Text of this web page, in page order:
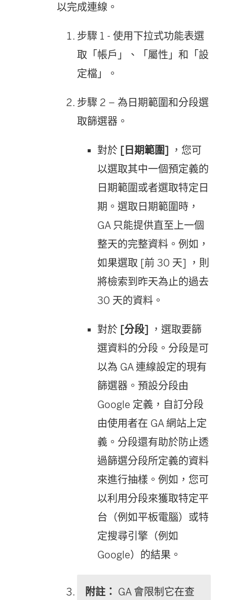
以完成連線。
步驟 1 - 使用下拉式功能表選
取「帳戶」、「屬性」和「設
定檔」。
步驟 2 – 為日期範圍和分段選
取篩選器。
對於 [日期範圍] ，您可
以選取其中一個預定義的
日期範圍或者選取特定日
期。選取日期範圍時，
GA 只能提供直至上一個
整天的完整資料。例如，
如果選取 [前 30 天] ，則
將檢索到昨天為止的過去
30 天的資料。
對於 [分段] ，選取要篩
選資料的分段。分段是可
以為 GA 連線設定的現有
篩選器。預設分段由
Google 定義，自訂分段
由使用者在 GA 網站上定
義。分段還有助於防止透
過篩選分段所定義的資料
來進行抽樣。例如，您可
以利用分段來獲取特定平
台（例如平板電腦）或特
定搜尋引擎（例如
Google）的結果。
附註： GA 會限制它在查